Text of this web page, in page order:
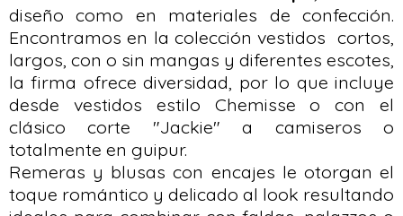
diseño como en materiales de confección.
Encontramos en la colección vestidos cortos,
largos, con o sin mangas y diferentes escotes,
la firma ofrece diversidad, por lo que incluye
desde vestidos estilo Chemisse o con el
clásico corte "Jackie" a camiseros o
totalmente en guipur.
Remeras y blusas con encajes le otorgan el
toque romántico y delicado al look resultando